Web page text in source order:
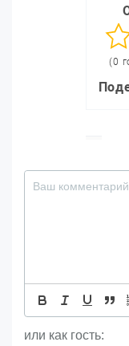
(0
или как гость: